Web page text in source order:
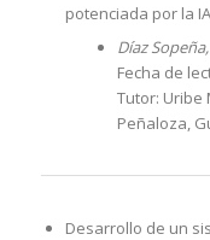
potenciada por la
Díaz
Fecha de
Tutor: Uribe
Peñaloza,
Desarrollo de un